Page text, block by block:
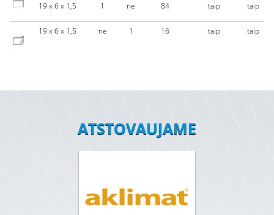
19 x 6 x 1,5 1 ne 84 taip taip
19 x 6 x 1,5 ne 1 16 taip taip
ATSTOVAUJAME